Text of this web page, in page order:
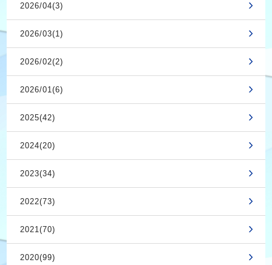
2026/04(3)
2026/03(1)
2026/02(2)
2026/01(6)
2025(42)
2024(20)
2023(34)
2022(73)
2021(70)
2020(99)